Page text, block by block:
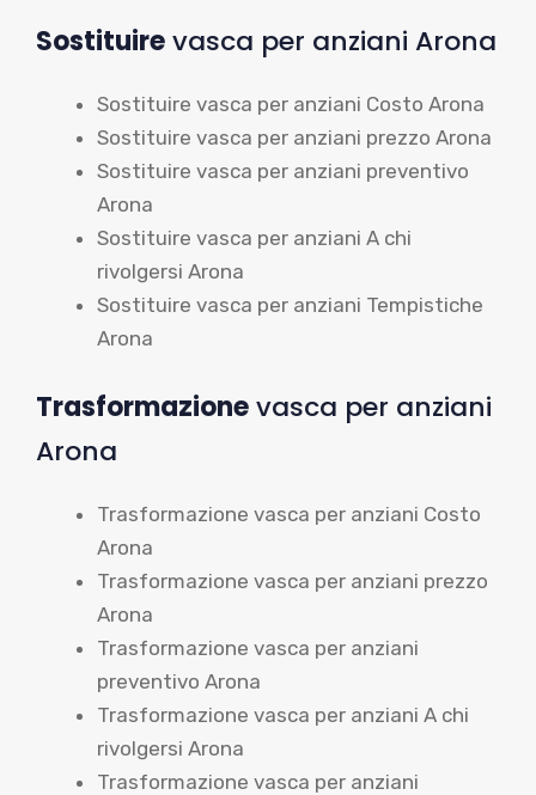
Sostituirevasca per anziani Arona
Sostituire vasca per anziani Costo Arona
Sostituire vasca per anziani prezzo Arona
Sostituire vasca per anziani preventivo
Arona
Sostituire vasca per anziani A chi
rivolgersi Arona
Sostituire vasca per anziani Tempistiche
Arona
Trasformazionevasca per anziani
Arona
Trasformazione vasca per anziani Costo
Arona
Trasformazione vasca per anziani prezzo
Arona
Trasformazione vasca per anziani
preventivo Arona
Trasformazione vasca per anziani A chi
rivolgersi Arona
Trasformazione vasca per anziani